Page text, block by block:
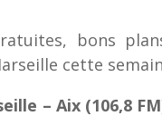
bons
cette
– Aix (106,8